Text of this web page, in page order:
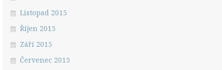
Listopad 2015
Říjen 2015
Září 2015
Červenec 2015